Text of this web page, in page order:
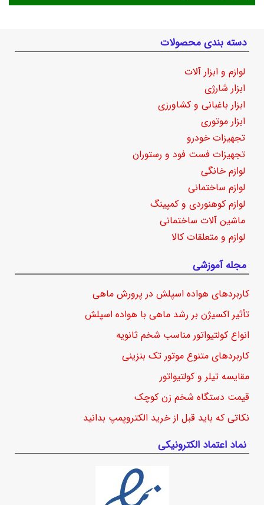
دسته بندی محصولات
لوازم و ابزار آلات
ابزار شارژی
ابزار باغبانی و کشاورزی
ابزار موتوری
تجهیزات خودرو
تجهیزات فست فود و رستوران
لوازم خانگی
لوازم ساختمانی
لوازم کوهنوردی و کمپینگ
ماشین آلات ساختمانی
لوازم و متعلقات کالا
مجله آموزشی
کاربردهای هواده اسپلش در پرورش ماهی
تأثیر اکسیژن بر رشد ماهی با هواده اسپلش
انواع کولتیواتور مناسب شخم ثانویه
کاربردهای متنوع موتور تک بنزینی
مقایسه تیلر و کولتیواتور
قیمت دستگاه شخم زن کوچک
نکاتی که باید قبل از خرید الکتروپمپ بدانید
نماد اعتماد الکترونیکی